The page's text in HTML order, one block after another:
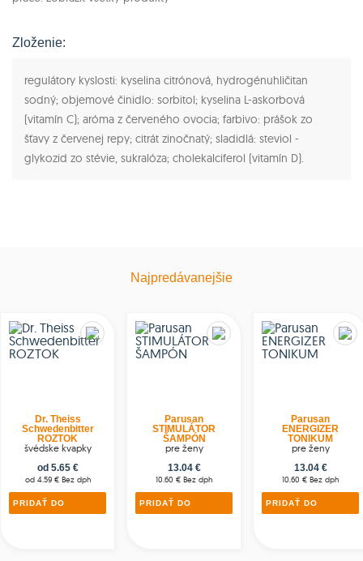
Zloženie:
regulátory kyslosti: kyselina citrónová, hydrogénuhličitan
sodný; objemové činidlo: sorbitol; kyselina L-askorbová
(vitamín C); aróma z červeného ovocia; farbivo: prášok zo
šťavy z červenej repy; citrát zinočnatý; sladidlá: steviol -
glykozid zo stévie, sukralóza; cholekalciferol (vitamín D).
Najpredávanejšie
Dr. Theiss
Schwedenbitter
ROZTOK
švédske kvapky
od 5.65 €
od 4.59 € Bez dph
PRIDAŤ DO
Parusan
STIMULÁTOR
ŠAMPÓN
pre ženy
13.04 €
10.60 € Bez dph
PRIDAŤ DO
Parusan
ENERGIZER
TONIKUM
pre ženy
13.04 €
10.60 € Bez dph
PRIDAŤ DO